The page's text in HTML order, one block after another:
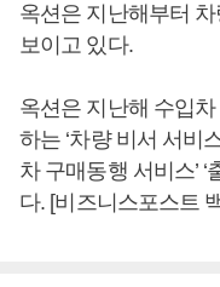
옥션은 지난해부터
보이고 있다.
옥션은 지난해 수입
하는 ‘차량 비서 서비
차 구매동행 서비스’
다. [비즈니스포스트